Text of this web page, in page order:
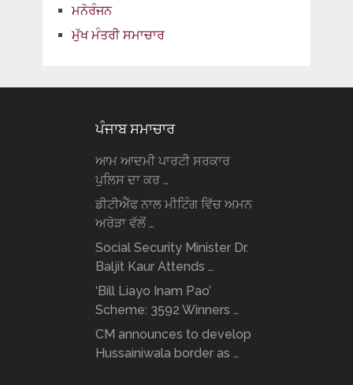
ਮਨੋਰੰਜਨ
ਮੁੱਖ ਮੰਤਰੀ ਸਮਾਚਾਰ
ਪੰਜਾਬ ਸਮਾਚਾਰ
ਆਮ ਆਦਮੀ ਪਾਰਟੀ ਸਰਕਾਰ
ਪੁਲਿਸ ਦਾ ਕਰ …
ਡੀਟੀਐੱਫ ਨਾਲ ਮੀਟਿੰਗ ਵਿੱਚ ਅਮਨ
ਅਰੋੜਾ ਵੱਲੋਂ …
Social Security Minister Dr.
Baljit Kaur Attends …
‘Bill Liayo Inam Pao’
Scheme: 3592 Winners …
CM announces to develop
Hussainiwala border as …